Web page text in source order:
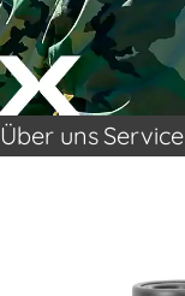
Über unsService